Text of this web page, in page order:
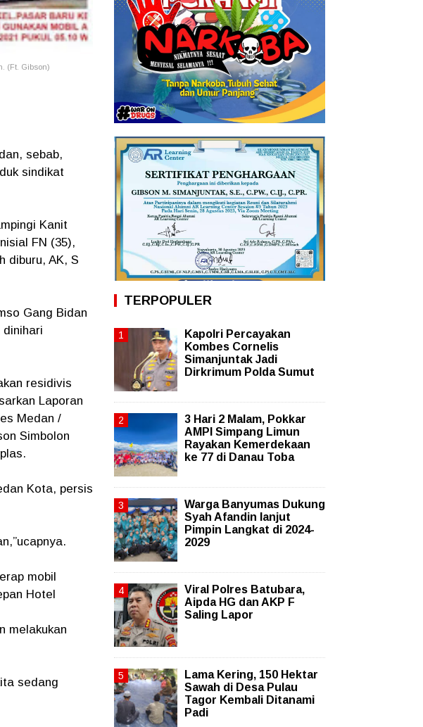
(Ft. Gibson)
sebab,
sindikat
Kanit
FN (35),
diburu, AK, S
Gang Bidan
dinihari
residivis
Laporan
Medan /
Simbolon
Kota, persis
mobil
Hotel
melakukan
sedang
TERPOPULER
Kapolri Percayakan
Kombes Cornelis
Simanjuntak Jadi
Dirkrimum Polda Sumut
3 Hari 2 Malam, Pokkar
AMPI Simpang Limun
Rayakan Kemerdekaan
ke 77 di Danau Toba
Warga Banyumas Dukung
Syah Afandin lanjut
Pimpin Langkat di 2024-
2029
Viral Polres Batubara,
Aipda HG dan AKP F
Saling Lapor
Lama Kering, 150 Hektar
Sawah di Desa Pulau
Tagor Kembali Ditanami
Padi